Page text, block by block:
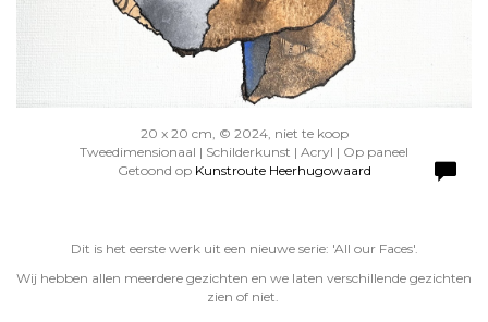
20 x 20 cm, © 2024, niet te koop
Tweedimensionaal | Schilderkunst | Acryl | Op paneel
Getoond op Kunstroute Heerhugowaard
Dit is het eerste werk uit een nieuwe serie: 'All our Faces'.
Wij hebben allen meerdere gezichten en we laten verschillende gezichten
zien of niet.